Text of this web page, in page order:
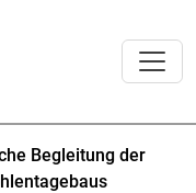
Begleitung der